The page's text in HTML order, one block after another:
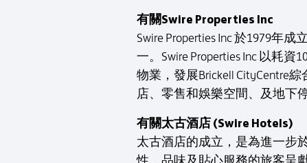
有關Swire Properties Inc
Swire Properties Inc 於1979年
一。Swire Properties Inc 以耗
物業，發展Brickell CityCentre
店、零售和娛樂空間、及地下
有關太古酒店 (Swire Hotels)
太古酒店的成立，是為進一步
性、品味及貼心服務的旅客呈